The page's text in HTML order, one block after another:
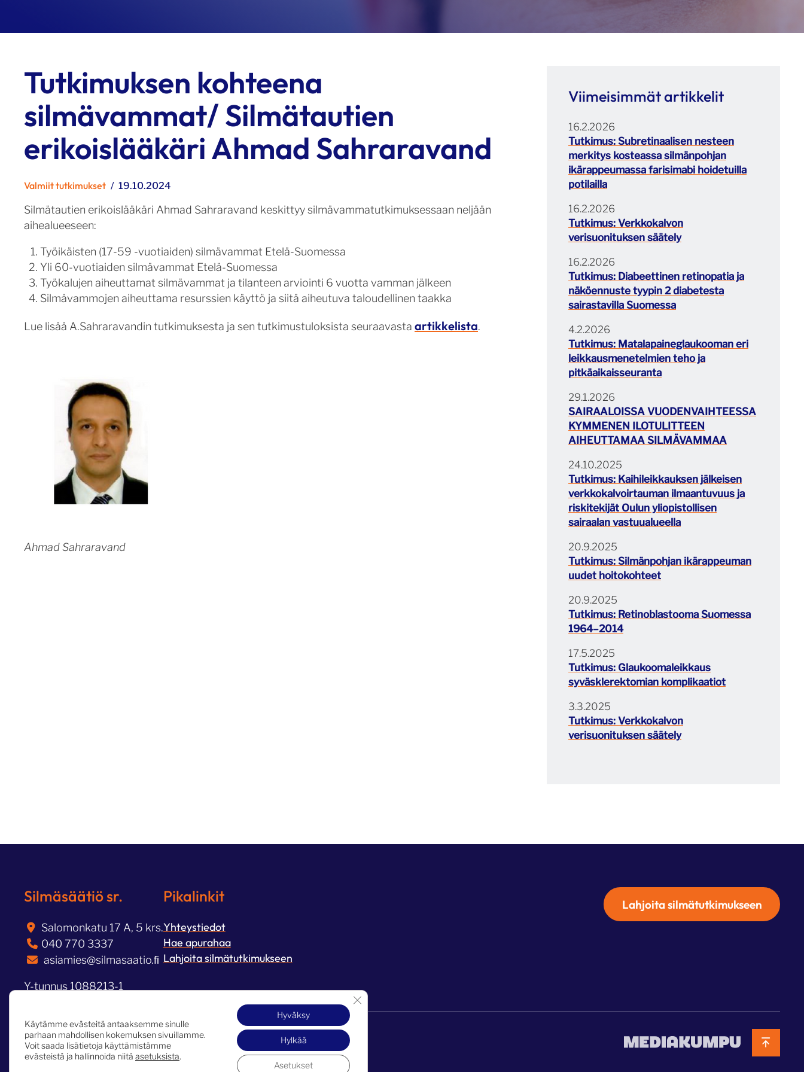
Tutkimuksen kohteena
silmävammat/ Silmätautien
erikoislääkäri Ahmad Sahraravand
Kategoriat
Valmiit tutkimukset Julkaistu
19.10.2024
Silmätautien erikoislääkäri Ahmad Sahraravand keskittyy silmävammatutkimuksessaan neljään
aihealueeseen:
Työikäisten (17-59 -vuotiaiden) silmävammat Etelä-Suomessa
Yli 60-vuotiaiden silmävammat Etelä-Suomessa
Työkalujen aiheuttamat silmävammat ja tilanteen arviointi 6 vuotta vamman jälkeen
Silmävammojen aiheuttama resurssien käyttö ja siitä aiheutuva taloudellinen taakka
Lue lisää A.Sahraravandin tutkimuksesta ja sen tutkimustuloksista seuraavasta artikkelista.
Ahmad Sahraravand
Viimeisimmät artikkelit
Tutkimus: Subretinaalisen nesteen
merkitys kosteassa silmänpohjan
ikärappeumassa farisimabi hoidetuilla
potilailla
16.2.2026
Tutkimus: Verkkokalvon
verisuonituksen säätely
16.2.2026
Tutkimus: Diabeettinen retinopatia ja
näköennuste tyypin 2 diabetesta
sairastavilla Suomessa
16.2.2026
Tutkimus: Matalapaineglaukooman eri
leikkausmenetelmien teho ja
pitkäaikaisseuranta
4.2.2026
SAIRAALOISSA VUODENVAIHTEESSA
KYMMENEN ILOTULITTEEN
AIHEUTTAMAA SILMÄVAMMAA
29.1.2026
Tutkimus: Kaihileikkauksen jälkeisen
verkkokalvoirtauman ilmaantuvuus ja
riskitekijät Oulun yliopistollisen
sairaalan vastuualueella
24.10.2025
Tutkimus: Silmänpohjan ikärappeuman
uudet hoitokohteet
20.9.2025
Tutkimus: Retinoblastooma Suomessa
1964–2014
20.9.2025
Tutkimus: Glaukoomaleikkaus
syväsklerektomian komplikaatiot
17.5.2025
Tutkimus: Verkkokalvon
verisuonituksen säätely
3.3.2025
Silmäsäätiö sr.
Salomonkatu 17 A, 5 krs.
040 770 3337
asiamies@silmasaatio.ﬁ
Y-tunnus 1088213-1
Pikalinkit
Yhteystiedot
Hae apurahaa
Lahjoita silmätutkimukseen
Lahjoita silmätutkimukseen
Copyright 2024 Silmäsäätiö sr. Tietosuojaseloste
Käytämme evästeitä antaaksemme sinulle
parhaan mahdollisen kokemuksen sivuillamme.
Voit saada lisätietoja käyttämistämme
evästeistä ja hallinnoida niitä asetuksista.
Hyväksy
Hylkää
Asetukset
Sulje evästebanneri